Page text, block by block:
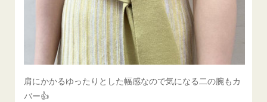
肩にかかるゆったりとした幅感なので気になる二の腕もカ
バー👍